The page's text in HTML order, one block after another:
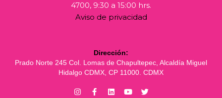
4700, 9:30 a 15:00 hrs.
Aviso de privacidad
Dirección:
Prado Norte 245 Col. Lomas de Chapultepec, Alcaldía Miguel
Hidalgo CDMX, CP 11000. CDMX